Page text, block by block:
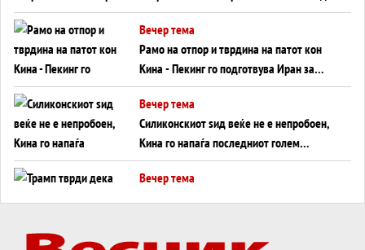
во Суец најавува глобален енергетски
инфаркт?
Вечер тема
Рамо на отпор и тврдина на патот кон
Кина - Пекинг го подготвува Иран за
американска копнена инвазија
Вечер тема
Силиконскиот ѕид веќе не е непробоен,
Кина го напаѓа последниот голем
монопол на Западот?
Вечер тема